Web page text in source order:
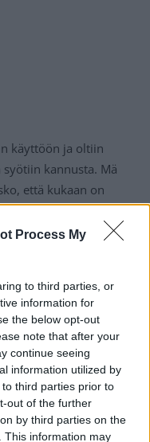
Process My
to third parties, or
information for
the below opt-out
note that after your
continue seeing
information utilized by
third parties prior to
out of the further
by third parties on the
This information may
käyttöön ja oltiin
kannusta. Mä
että kukaan on
kertoo MTV
Itse NHL-arkeen